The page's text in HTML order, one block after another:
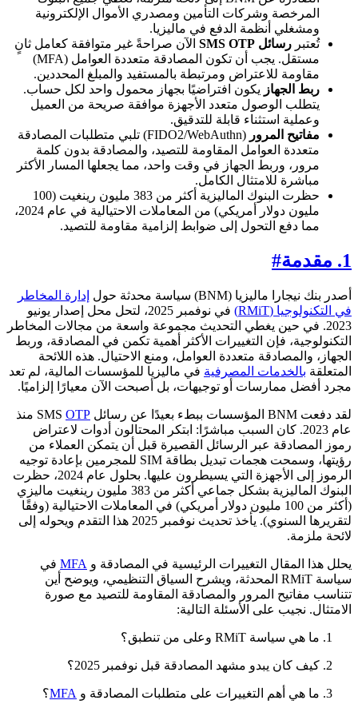
المرخصة وشركات التأمين ومصدري الأموال الإلكترونية
ومشغلي أنظمة الدفع في ماليزيا.
تُعتبر رسائل SMS OTP
الآن صراحةً غير متوافقة كعامل ثانٍ
مستقل. يجب أن تكون المصادقة متعددة العوامل (MFA)
مقاومة للاعتراض ومرتبطة بالمستفيد والمبلغ المحددين.
ربط الجهاز يكون افتراضيًا بجهاز محمول واحد لكل حساب.
يتطلب الوصول متعدد الأجهزة موافقة صريحة من العميل
وعملية استثناء قابلة للتدقيق.
مفاتيح المرور
(FIDO2/WebAuthn) تلبي متطلبات المصادقة
متعددة العوامل المقاومة للتصيد، والمصادقة بدون كلمة
مرور، وربط الجهاز في وقت واحد، مما يجعلها المسار الأكثر
مباشرة للامتثال الكامل.
حظرت البنوك الماليزية أكثر من 383 مليون رينغيت (100
مليون دولار أمريكي) من المعاملات الاحتيالية في عام 2024،
مما دفع التحول إلى ضوابط إلزامية مقاومة للتصيد.
1. مقدمة #
أصدر بنك نيجارا ماليزيا (BNM) سياسة محدثة حول
إدارة المخاطر
في التكنولوجيا (RMiT)
في نوفمبر 2025، لتحل محل إصدار يونيو
2023. في حين يغطي التحديث مجموعة واسعة من مجالات المخاطر
التكنولوجية، فإن التغييرات الأكثر أهمية تكمن في المصادقة، وربط
الجهاز، والمصادقة متعددة العوامل، ومنع الاحتيال. هذه اللائحة
المتعلقة بالخدمات المصرفية في ماليزيا للمؤسسات المالية، لم تعد
مجرد أفضل ممارسات أو توجيهات، بل أصبحت الآن معيارًا إلزاميًا.
لقد دفعت BNM المؤسسات ببطء بعيدًا عن رسائل SMS OTP
منذ
عام 2023. كان السبب مباشرًا: ابتكر المحتالون أدوات لاعتراض
رموز المصادقة عبر الرسائل القصيرة قبل أن يتمكن العملاء من
رؤيتها، وسمحت هجمات تبديل بطاقة SIM للمجرمين بإعادة توجيه
الرموز إلى الأجهزة التي يسيطرون عليها. بحلول عام 2024، حظرت
البنوك الماليزية بشكل جماعي أكثر من 383 مليون رينغيت ماليزي
(أكثر من 100 مليون دولار أمريكي) في المعاملات الاحتيالية (وفقًا
لتقريرها السنوي). يأخذ تحديث نوفمبر 2025 هذا التقدم ويحوله إلى
لائحة ملزمة.
يحلل هذا المقال التغييرات الرئيسية في المصادقة و MFA في
سياسة RMiT المحدثة، ويشرح السياق التنظيمي، ويوضح أين
تتناسب مفاتيح المرور والمصادقة المقاومة للتصيد مع صورة
الامتثال. نجيب على الأسئلة التالية:
ما هي سياسة RMiT وعلى من تنطبق؟
كيف كان يبدو مشهد المصادقة قبل نوفمبر 2025؟
ما هي أهم التغييرات على متطلبات المصادقة و MFA؟